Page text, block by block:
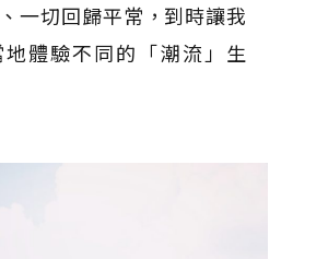
一切回歸平常，到時讓我
體驗不同的「潮流」生